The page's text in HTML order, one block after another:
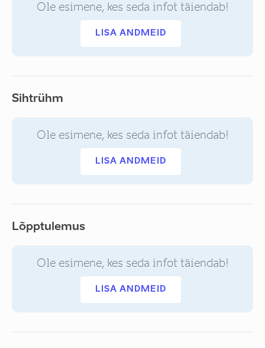
Ole esimene, kes seda infot täiendab!
LISA ANDMEID
Sihtrühm
Ole esimene, kes seda infot täiendab!
LISA ANDMEID
Lõpptulemus
Ole esimene, kes seda infot täiendab!
LISA ANDMEID